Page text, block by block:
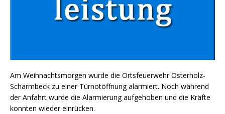
Am Weihnachtsmorgen wurde die Ortsfeuerwehr Osterholz-
Scharmbeck zu einer Türnotöffnung alarmiert. Noch während
der Anfahrt wurde die Alarmierung aufgehoben und die Kräfte
konnten wieder einrücken.